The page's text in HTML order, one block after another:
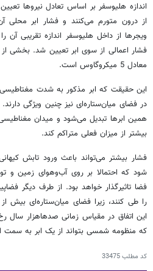
اندازه هلیوسفر بر اساس تعادل نیروها
از درون متورم می‌کنند و فشار ابر محلی
ویجرها از داخل هلیوسفر اندازه تقریبی آن
فشار اعمالی از سوی ابر تعیین شد. بخشی
معادل 5 میکروگاوس است.
این حقیقت که ابر مذکور به شدت
در فضای میان‌ستاره‌ای نیز چنین ویژگی
همین ابرها تبدیل می‌شود و میدان
بیشتر از میزان فعلی متراکم کند.
فشار بیشتر می‌تواند باعث ورود تابش
شود که احتمالا بر روی آب‌وهوای زمین و
فضا تاثیرگذار خواهد بود. از طرف دیگر
را طی کنند، زیرا فضای میان‌ستاره‌ای بیش
این اتفاق در مقیاس زمانی صدهاهزار
که منظومه شمسی بتواند از یک ابر به سمت
کد مطلب33475